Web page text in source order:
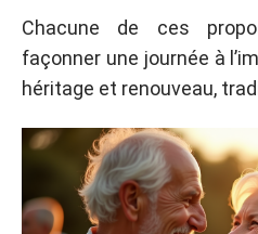
Chacune de ces
façonner une journée à
héritage et renouveau,